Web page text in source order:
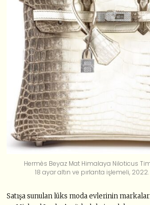
Hermès Beyaz Mat Himalaya Niloticus
18 ayar altın ve pırlanta işlemeli,
Satışa sunulan lüks moda evlerinin